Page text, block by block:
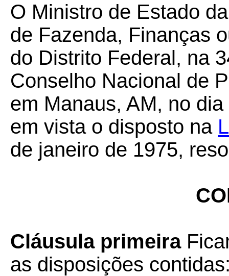
O Ministro de Estado
de Fazenda, Finanças
do Distrito Federal, na
Conselho Nacional de
em Manaus, AM, no
em vista o disposto na
de janeiro de 1975,
Cláusula primeira
as disposições